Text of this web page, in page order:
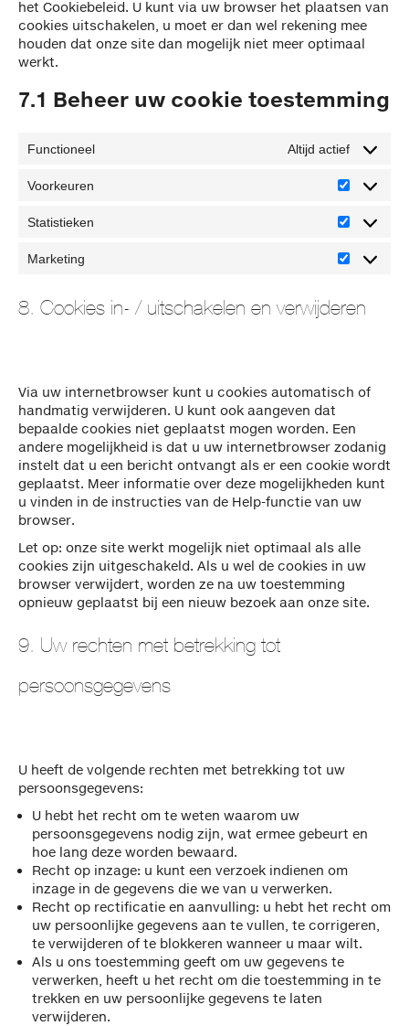
het Cookiebeleid. U kunt via uw browser het plaatsen van
cookies uitschakelen, u moet er dan wel rekening mee
houden dat onze site dan mogelijk niet meer optimaal
werkt.
7.1 Beheer uw cookie toestemming
Functioneel Altijd actief
Voorkeuren
Statistieken
Marketing
Marketing
8. Cookies in- / uitschakelen en verwijderen
Via uw internetbrowser kunt u cookies automatisch of
handmatig verwijderen. U kunt ook aangeven dat
bepaalde cookies niet geplaatst mogen worden. Een
andere mogelijkheid is dat u uw internetbrowser zodanig
instelt dat u een bericht ontvangt als er een cookie wordt
geplaatst. Meer informatie over deze mogelijkheden kunt
u vinden in de instructies van de Help-functie van uw
browser.
Let op: onze site werkt mogelijk niet optimaal als alle
cookies zijn uitgeschakeld. Als u wel de cookies in uw
browser verwijdert, worden ze na uw toestemming
opnieuw geplaatst bij een nieuw bezoek aan onze site.
9. Uw rechten met betrekking tot
persoonsgegevens
U heeft de volgende rechten met betrekking tot uw
persoonsgegevens:
U hebt het recht om te weten waarom uw
persoonsgegevens nodig zijn, wat ermee gebeurt en
hoe lang deze worden bewaard.
Recht op inzage: u kunt een verzoek indienen om
inzage in de gegevens die we van u verwerken.
Recht op rectificatie en aanvulling: u hebt het recht om
uw persoonlijke gegevens aan te vullen, te corrigeren,
te verwijderen of te blokkeren wanneer u maar wilt.
Als u ons toestemming geeft om uw gegevens te
verwerken, heeft u het recht om die toestemming in te
trekken en uw persoonlijke gegevens te laten
verwijderen.